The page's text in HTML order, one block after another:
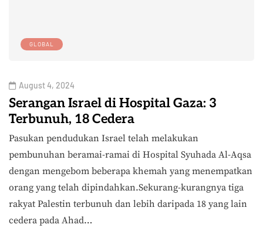
GLOBAL
August 4, 2024
Serangan Israel di Hospital Gaza: 3
Terbunuh, 18 Cedera
Pasukan pendudukan Israel telah melakukan
pembunuhan beramai-ramai di Hospital Syuhada Al-Aqsa
dengan mengebom beberapa khemah yang menempatkan
orang yang telah dipindahkan.Sekurang-kurangnya tiga
rakyat Palestin terbunuh dan lebih daripada 18 yang lain
cedera pada Ahad…